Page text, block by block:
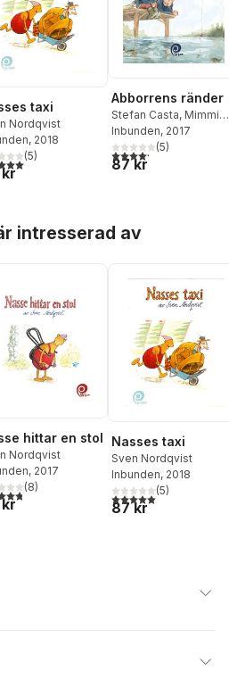
röster:
taxi
Nordqvist
, 2018
5 stjärnor. Totalt antal röster:
(5)
Abborrens ränder
Stefan Casta, Mimmi
Tollerup
Inbunden, 2017
4,2utav 5 stjärnor.
(5)
87 kr
intresserad av
hittar en stol
Nordqvist
, 2017
5 stjärnor. Totalt antal röster:
(8)
Nasses taxi
Sven Nordqvist
Inbunden, 2018
5,0utav 5 stjärnor.
(5)
87 kr